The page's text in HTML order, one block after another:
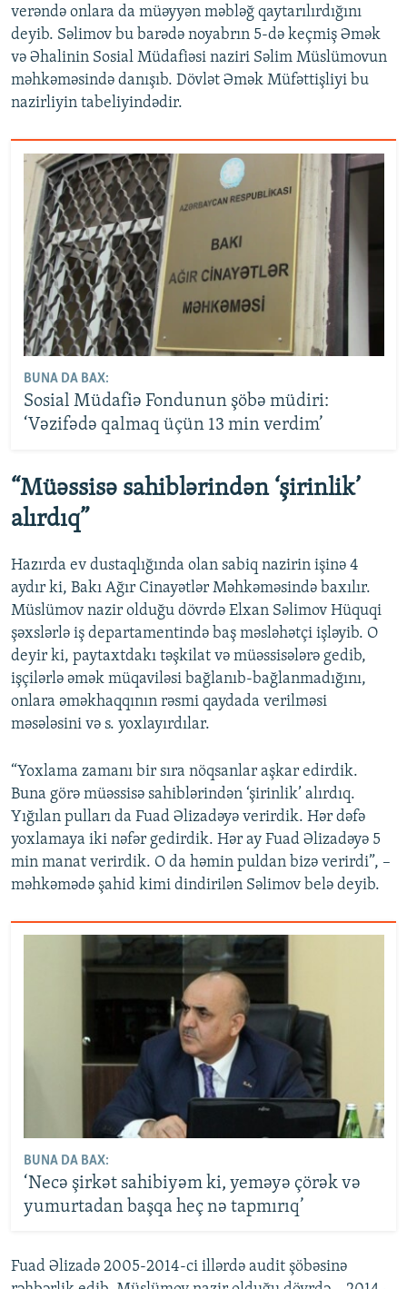
verəndə onlara da müəyyən məbləğ qaytarılırdığını
deyib. Səlimov bu barədə noyabrın 5-də keçmiş Əmək
və Əhalinin Sosial Müdafiəsi naziri Səlim Müslümovun
məhkəməsində danışıb. Dövlət Əmək Müfəttişliyi bu
nazirliyin tabeliyindədir.
BUNA DA BAX:
Sosial Müdafiə Fondunun şöbə müdiri:
‘Vəzifədə qalmaq üçün 13 min verdim’
“Müəssisə sahiblərindən ‘şirinlik’
alırdıq”
Hazırda ev dustaqlığında olan sabiq nazirin işinə 4
aydır ki, Bakı Ağır Cinayətlər Məhkəməsində baxılır.
Müslümov nazir olduğu dövrdə Elxan Səlimov Hüquqi
şəxslərlə iş departamentində baş məsləhətçi işləyib. O
deyir ki, paytaxtdakı təşkilat və müəssisələrə gedib,
işçilərlə əmək müqaviləsi bağlanıb-bağlanmadığını,
onlara əməkhaqqının rəsmi qaydada verilməsi
məsələsini və s. yoxlayırdılar.
“Yoxlama zamanı bir sıra nöqsanlar aşkar edirdik.
Buna görə müəssisə sahiblərindən ‘şirinlik’ alırdıq.
Yığılan pulları da Fuad Əlizadəyə verirdik. Hər dəfə
yoxlamaya iki nəfər gedirdik. Hər ay Fuad Əlizadəyə 5
min manat verirdik. O da həmin puldan bizə verirdi”, –
məhkəmədə şahid kimi dindirilən Səlimov belə deyib.
BUNA DA BAX:
‘Necə şirkət sahibiyəm ki, yeməyə çörək və
yumurtadan başqa heç nə tapmırıq’
Fuad Əlizadə 2005-2014-ci illərdə audit şöbəsinə